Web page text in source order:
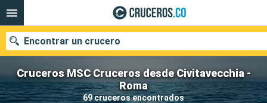
Cruceros MSC Cruceros desde Civitavecchia -
Roma
69 cruceros encontrados
Encontrar un crucero